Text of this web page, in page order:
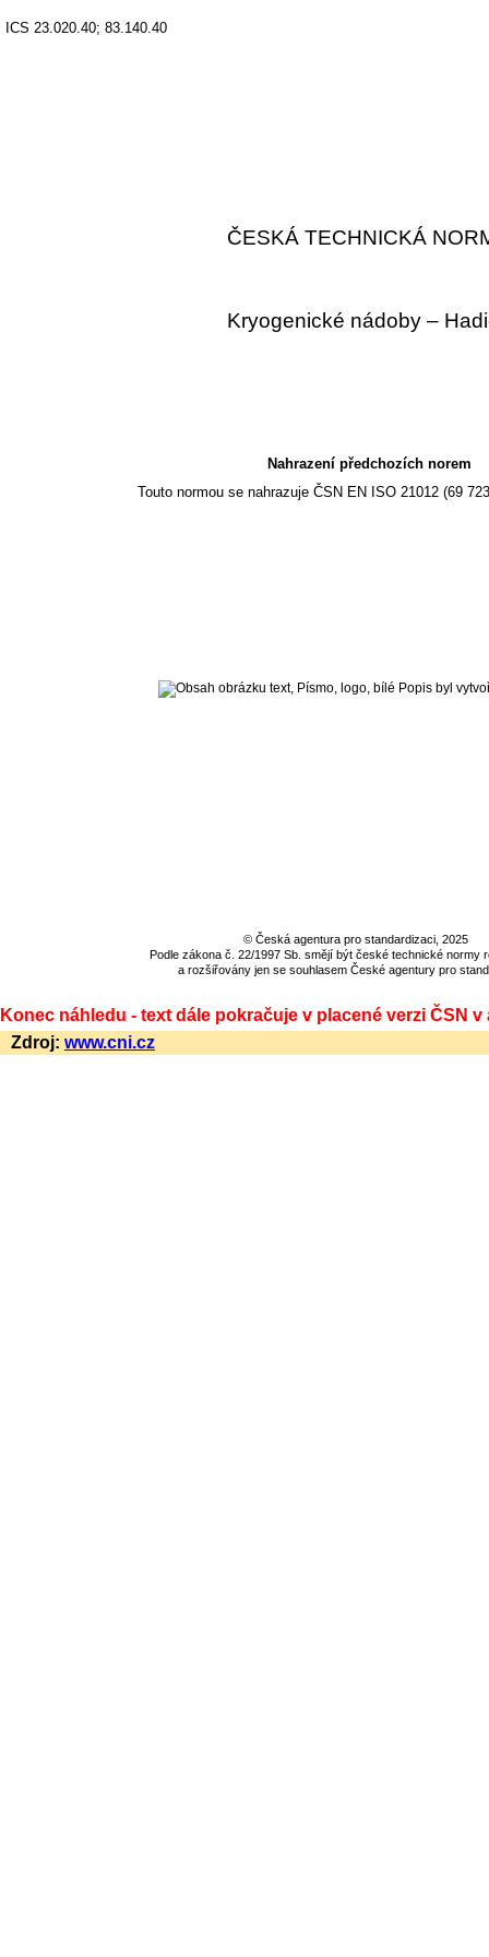
ICS 23.020.40; 83.140.40
ČESKÁ TECHNICKÁ
Kryogenické nádoby –
Nahrazení předchozích norem
Touto normou se nahrazuje ČSN EN ISO 21012 (69
© Česká agentura pro standardizaci , 2025
Podle zákona č. 22/1997 Sb. smějí být české technické normy
a rozšiřovány jen se souhlasem České agentury pro
Konec náhledu - text dále pokračuje v placené verzi ČSN
Zdroj: www.cni.cz